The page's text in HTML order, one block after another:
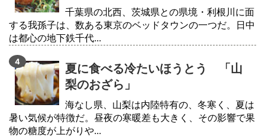
千葉県の北西、茨城県との県境・利根川に面
する我孫子は、数ある東京のベッドタウンの一つだ。日中
は都心の地下鉄千代...
夏に食べる冷たいほうとう 「山
梨のおざら」
海なし県、山梨は内陸特有の、冬寒く、夏は
暑い気候が特徴だ。昼夜の寒暖差も大きく、その影響で果
物の糖度が上がりや...